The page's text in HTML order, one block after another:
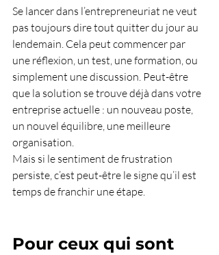
Se lancer dans l’entrepreneuriat ne veut
pas toujours dire tout quitter du jour au
lendemain. Cela peut commencer par
une réflexion, un test, une formation, ou
simplement une discussion. Peut-être
que la solution se trouve déjà dans votre
entreprise actuelle : un nouveau poste,
un nouvel équilibre, une meilleure
organisation.
Mais si le sentiment de frustration
persiste, c’est peut-être le signe qu’il est
temps de franchir une étape.
Pour ceux qui sont